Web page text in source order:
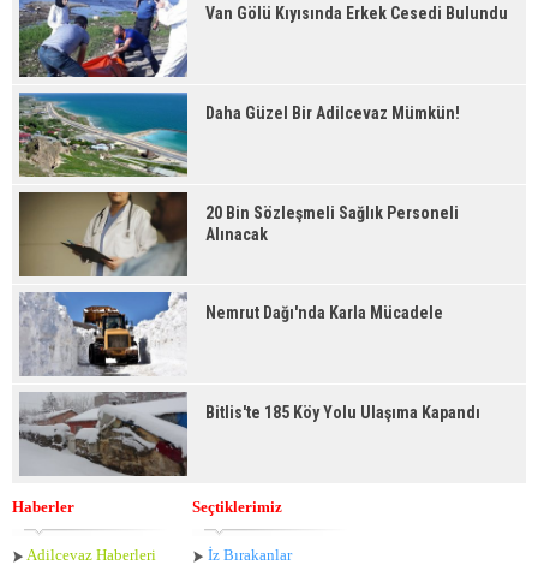
Van Gölü Kıyısında Erkek Cesedi Bulundu
Daha Güzel Bir Adilcevaz Mümkün!
20 Bin Sözleşmeli Sağlık Personeli
Alınacak
Nemrut Dağı'nda Karla Mücadele
Bitlis'te 185 Köy Yolu Ulaşıma Kapandı
Haberler
Adilcevaz Haberleri
Seçtiklerimiz
İz Bırakanlar